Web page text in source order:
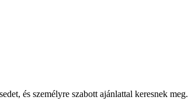
és személyre szabott ajánlattal keresnek meg.